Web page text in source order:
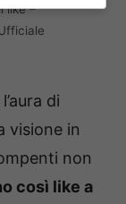
like –
di
visione in
non
così like a